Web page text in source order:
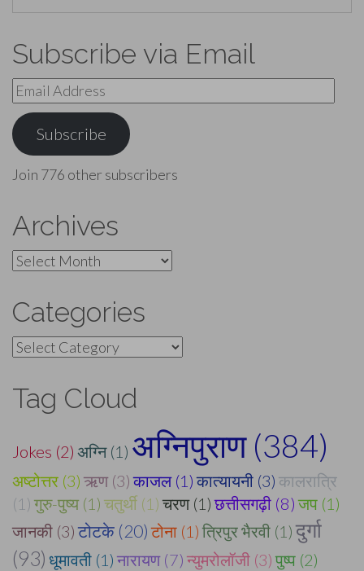
Subscribe via Email
Email
Address
Subscribe
Join 776 other subscribers
Archives
Archives
Categories
Categories
Tag Cloud
Jokes (2) अग्नि (1) अग्निपुराण (384)
अष्टोत्तर (3) ऋण (3) काजल (1) कात्यायनी (3) कालरात्रि
(1) गुरु-पुष्य (1) चतुर्थी (1) चरण (1) छत्तीसगढ़ी (8) जप (1)
जानकी (3) टोटके (20) टोना (1) त्रिपुर भैरवी (1) दुर्गा
(93) धूमावती (1) नारायण (7) न्युमरोलॉजी (3) पुष्प (2)